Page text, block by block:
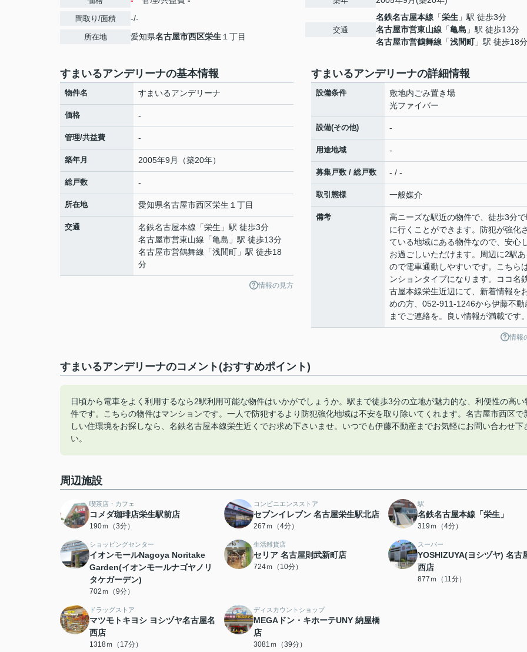
間取り/面積 -/-
所在地 愛知県名古屋市西区栄生 １丁目
交通
名鉄名古屋本線 「栄生 」駅 徒歩3分
名古屋市営東山線 「亀島 」駅 徒歩13分
名古屋市営鶴舞線 「浅間町」駅 徒歩18分
すまいるアンデリーナの基本情報
物件名 すまいるアンデリーナ
価格 -
管理/共益費 -
築年月 2005年9月（築20年）
総戸数 -
所在地 愛知県名古屋市西区栄生 １丁目
交通 名鉄名古屋本線 「栄生 」駅 徒歩3分
名古屋市営東山線 「亀島 」駅 徒歩13分
名古屋市営鶴舞線 「浅間町 」駅 徒歩18
分
情報の見方
すまいるアンデリーナの詳細情報
設備条件
敷地内ごみ置き場
光ファイバー
設備(その他) -
用途地域 -
募集戸数 / 総戸数 - / -
取引態様 一般媒介
備考
高ニーズな駅近の物件で、徒歩3分
に行くことができます。防犯が強化
ている地域にある物件なので、安心
お過ごしいただけます。周辺に2駅
ので電車通勤しやすいです。こちら
ンションタイプになります。ココ名
古屋本線栄生近辺にて、新着情報を
めの方、052-911-1246から伊藤不動
までご連絡を。良い情報が満載です
情報
すまいるアンデリーナのコメント(おすすめポイント)
日頃から電車をよく利用するなら2駅利用可能な物件はいかがでしょうか。駅まで徒歩3分の立地が魅力的な、利便性の高い
件です。こちらの物件はマンションです。一人で防犯するより防犯強化地域は不安を取り除いてくれます。名古屋市西区で
しい住環境をお探しなら、名鉄名古屋本線栄生近くでお求め下さいませ。いつでも伊藤不動産までお気軽にお問い合わせ下
い。
周辺施設
喫茶店・カフェ
コメダ珈琲店栄生駅前店
190ｍ（3分）
コンビニエンスストア
セブンイレブン 名古屋栄生駅北店
267ｍ（4分）
駅
名鉄名古屋本線「栄生」
319ｍ（4分）
ショッピングセンター
イオンモールNagoya Noritake
Garden(イオンモールナゴヤノリ
タケガーデン)
702ｍ（9分）
生活雑貨店
セリア 名古屋則武新町店
724ｍ（10分）
スーパー
YOSHIZUYA(ヨシヅヤ) 名古
西店
877ｍ（11分）
ドラッグストア
マツモトキヨシ ヨシヅヤ名古屋名
西店
1318ｍ（17分）
ディスカウントショップ
MEGAドン・キホーテUNY 納屋橋
店
3081ｍ（39分）